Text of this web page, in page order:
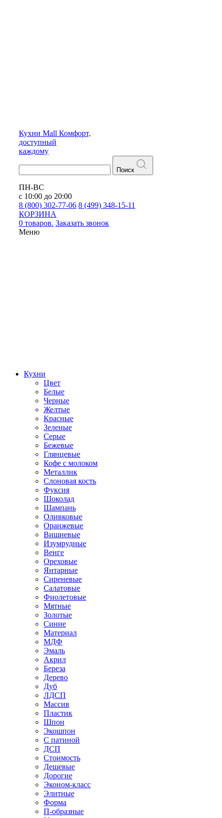
Кухни Mall Комфорт,
доступный
каждому
Поиск
ПН-ВС
с 10:00 до 20:00
8 (800) 302-77-06 8 (499) 348-15-11
КОРЗИНА
0 товаров. Заказать звонок
Меню
Кухни
Цвет
Белые
Черные
Желтые
Красные
Зеленые
Серые
Бежевые
Глянцевые
Кофе с молоком
Металлик
Слоновая кость
Фуксия
Шоколад
Шампань
Оливковые
Оранжевые
Вишневые
Изумрудные
Венге
Ореховые
Янтарные
Сиреневые
Салатовые
Фиолетовые
Мятные
Золотые
Синие
Материал
МДФ
Эмаль
Акрил
Береза
Дерево
Дуб
ЛДСП
Массив
Пластик
Шпон
Экошпон
С патиной
ДСП
Стоимость
Дешевые
Дорогие
Эконом-класс
Элитные
Форма
П-образные